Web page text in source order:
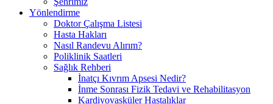
Yönlendirme
Doktor Çalışma Listesi
Hasta Hakları
Nasıl Randevu Alırım?
Poliklinik Saatleri
Sağlık Rehberi
İnatçı Kıvrım Apsesi Nedir?
İnme Sonrası Fizik Tedavi ve Rehabilitasyon
Kardiyovasküler Hastalıklar